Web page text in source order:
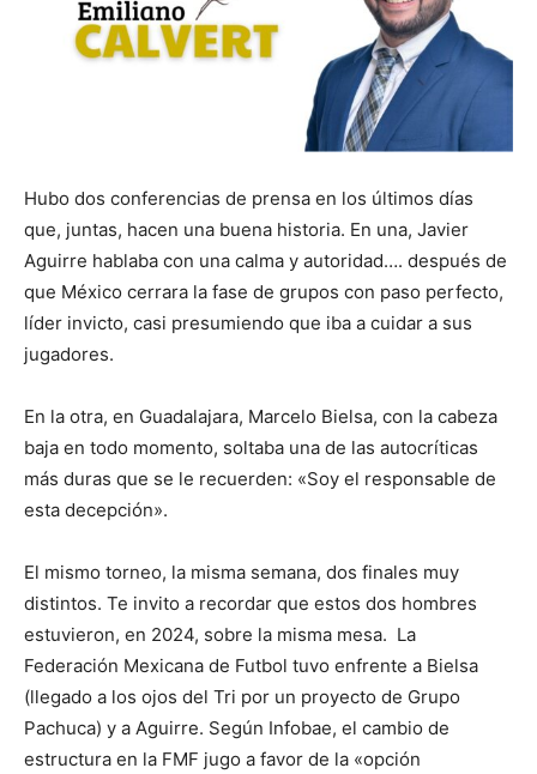
Hubo dos conferencias de prensa en los últimos días
que, juntas, hacen una buena historia. En una, Javier
Aguirre hablaba con una calma y autoridad…. después de
que México cerrara la fase de grupos con paso perfecto,
líder invicto, casi presumiendo que iba a cuidar a sus
jugadores.
En la otra, en Guadalajara, Marcelo Bielsa, con la cabeza
baja en todo momento, soltaba una de las autocríticas
más duras que se le recuerden: «Soy el responsable de
esta decepción».
El mismo torneo, la misma semana, dos finales muy
distintos. Te invito a recordar que estos dos hombres
estuvieron, en 2024, sobre la misma mesa. La
Federación Mexicana de Futbol tuvo enfrente a Bielsa
(llegado a los ojos del Tri por un proyecto de Grupo
Pachuca) y a Aguirre. Según Infobae, el cambio de
estructura en la FMF jugo a favor de la «opción